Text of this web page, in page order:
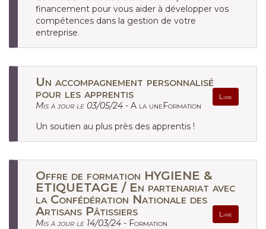
financement pour vous aider à développer vos
compétences dans la gestion de votre
entreprise.
Un accompagnement personnalisé
pour les apprentis
Lire
Mis à jour le 03/05/24 - A la uneFormation
Un soutien au plus près des apprentis !
Offre de formation HYGIENE &
ETIQUETAGE / En partenariat avec
la Confédération Nationale des
Artisans Pâtissiers
Lire
Mis à jour le 14/03/24 - Formation